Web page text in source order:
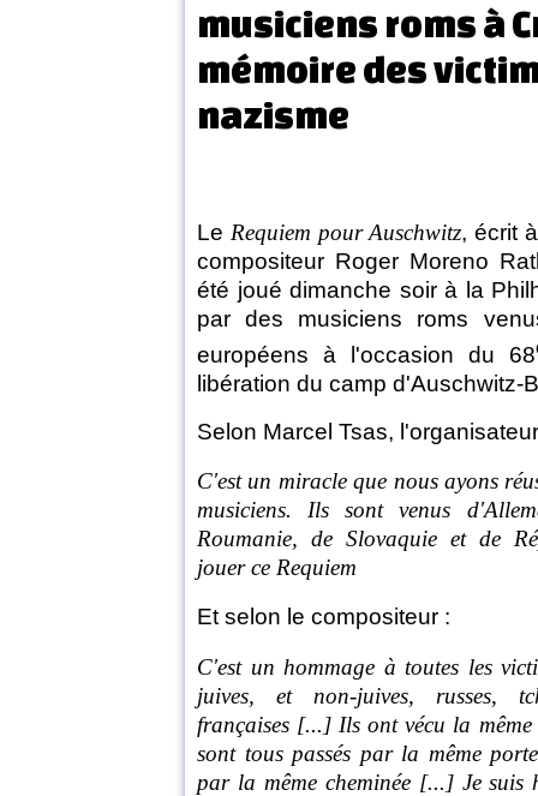
musiciens roms à
mémoire des
nazisme
Le Requiem pour Auschwitz, écrit
compositeur Roger Moreno
été joué dimanche soir à la
par des musiciens roms
européens à l'occasion du 68
libération du camp d'Auschwitz-
Selon Marcel Tsas,
C'est un miracle que nous ayons
musiciens. Ils sont venus
Roumanie, de Slovaquie et de
jouer ce Requiem
Et selon le compositeur :
C'est un hommage à toutes les
juives, et non-juives, russes,
françaises [...] Ils ont vécu la même
sont tous passés par la même
par la même cheminée [...] Je suis